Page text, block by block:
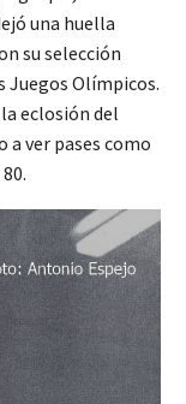
una huella
su selección
Juegos Olímpicos.
eclosión del
a ver pases como